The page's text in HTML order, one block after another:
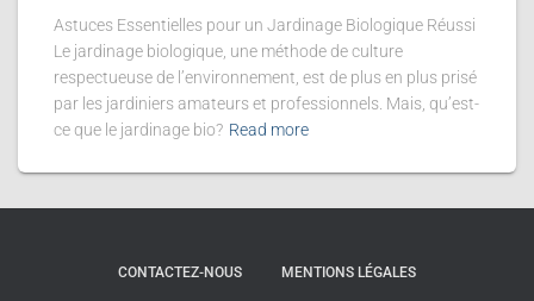
Astuces Essentielles pour un Jardinage Biologique Réussi
Le jardinage biologique, une méthode de culture
respectueuse de l’environnement, est de plus en plus prisé
par les jardiniers amateurs et professionnels. Mais, qu’est-
ce que le jardinage bio? Read more
CONTACTEZ-NOUS MENTIONS LÉGALES